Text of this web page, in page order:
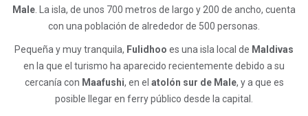
Male . La isla, de unos 700 metros de largo y 200 de ancho, cuenta
con una población de alrededor de 500 personas.
Pequeña y muy tranquila, Fulidhoo es una isla local de Maldivas
en la que el turismo ha aparecido recientemente debido a su
cercanía con Maafushi, en el atolón sur de Male, y a que es
posible llegar en ferry público desde la capital.